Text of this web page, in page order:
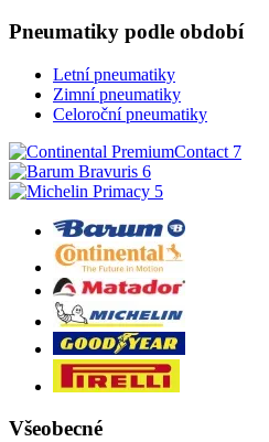
Pneumatiky podle období
Letní pneumatiky
Zimní pneumatiky
Celoroční pneumatiky
Všeobecné